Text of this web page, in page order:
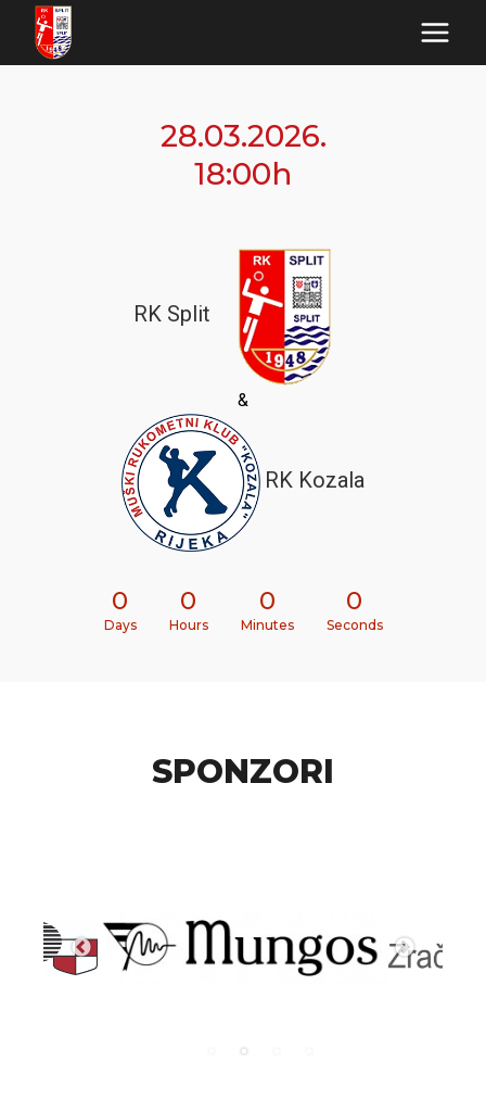
Skip
content
28.03.2026.
18:00h
RK Split
&
RK Kozala
0
Days
0
Hours
0
Minutes
0
Seconds
SPONZORI